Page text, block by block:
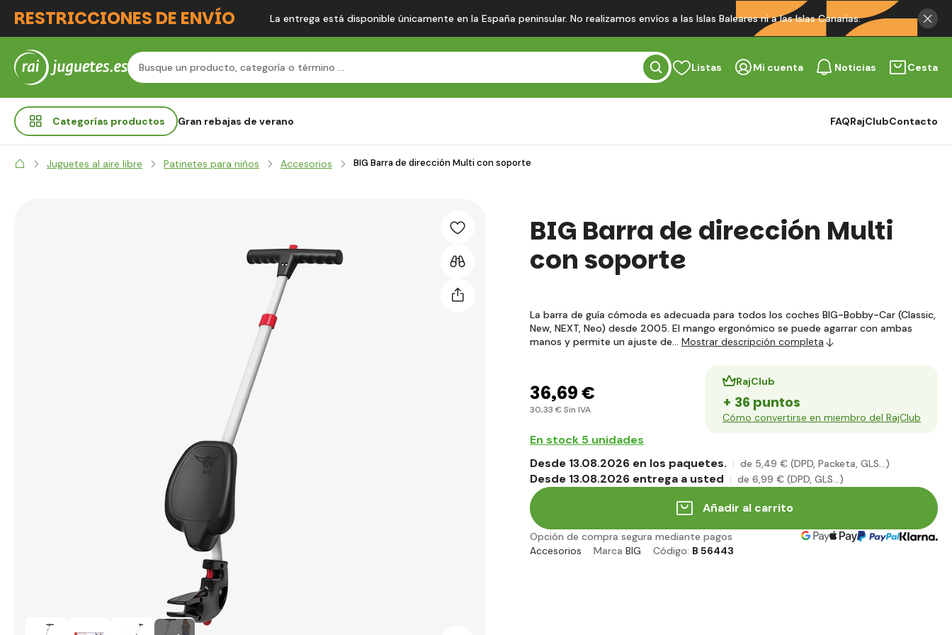
RESTRICCIONES DE ENVÍO La entrega está disponible únicamente en la España peninsular. No realizamos envíos a las Islas Baleares ni a las Islas Canarias.
Listas Mi cuenta Noticias Cesta
Categorías productos Gran rebajas de verano FAQRajClubContacto
Juguetes al aire libre Patinetes para niños Accesorios BIG Barra de dirección Multi con soporte
BIG Barra de dirección Multi
con soporte
La barra de guía cómoda es adecuada para todos los coches BIG-Bobby-Car (Classic,
New, NEXT, Neo) desde 2005. El mango ergonómico se puede agarrar con ambas
manos y permite un ajuste de… Mostrar descripción completa
36,69 €
30,33 € Sin IVA
RajClub
+ 36 puntos
Cómo convertirse en miembro del RajClub
En stock 5 unidades
Desde 13.08.2026 en los paquetes.
de 5,49 € (DPD, Packeta, GLS...)
Desde 13.08.2026 entrega a usted de 6,99 € (DPD, GLS...)
Añadir al carrito
Opción de compra segura mediante pagos
Accesorios
Marca BIG Código: B 56443